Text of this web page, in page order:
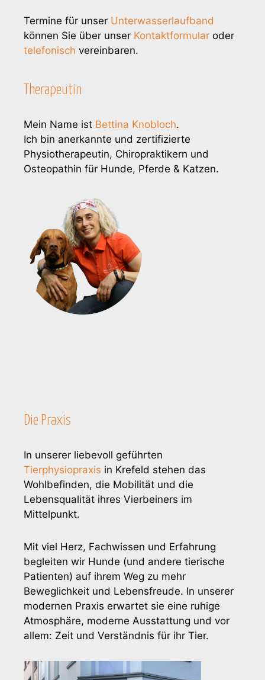
Termine für unser Unterwasserlaufband
können Sie über unser Kontaktformular oder
telefonisch vereinbaren.
Therapeutin
Mein Name ist Bettina Knobloch.
Ich bin anerkannte und zertifizierte
Physiotherapeutin, Chiropraktikern und
Osteopathin für Hunde, Pferde & Katzen.
Die Praxis
In unserer liebevoll geführten
Tierphysiopraxis in Krefeld stehen das
Wohlbefinden, die Mobilität und die
Lebensqualität ihres Vierbeiners im
Mittelpunkt.
Mit viel Herz, Fachwissen und Erfahrung
begleiten wir Hunde (und andere tierische
Patienten) auf ihrem Weg zu mehr
Beweglichkeit und Lebensfreude. In unserer
modernen Praxis erwartet sie eine ruhige
Atmosphäre, moderne Ausstattung und vor
allem: Zeit und Verständnis für ihr Tier.